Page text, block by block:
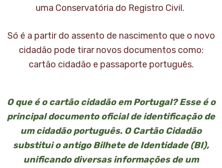
uma Conservatória do Registro Civil.
Só é a partir do assento de nascimento que o novo
cidadão pode tirar novos documentos como:
cartão cidadão e passaporte português.
O que é o cartão cidadão em Portugal? Esse é o
principal documento oficial de identificação de
um cidadão português. O Cartão Cidadão
substitui o antigo Bilhete de Identidade (BI),
unificando diversas informações de um